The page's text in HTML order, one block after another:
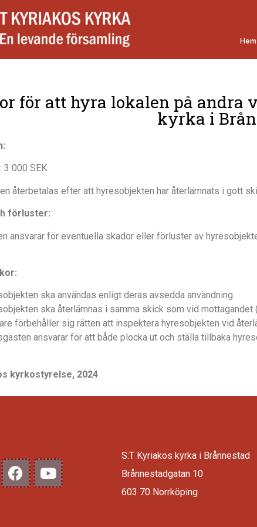
Hem
för att hyra lokalen på andra
kyrka i
3 000 SEK
återbetalas efter att hyresobjekten har återlämnats i gott
förluster:
ansvarar för eventuella skador eller förluster av hyresobjekt
ska användas enligt deras avsedda användning.
ska återlämnas i samma skick som vid mottagandet (
förbehåller sig rätten att inspektera hyresobjekten vid å
sten ansvarar för att både plocka ut och stä lla tillbaka
kyrkostyrelse, 2024
S:T Kyriakos kyrka i Brånnestad
Brånnestadgatan 10
603 70 Norrköping